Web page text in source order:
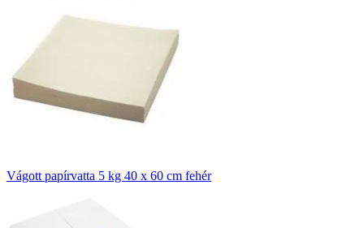
Vágott papírvatta 5 kg 40 x 60 cm fehér